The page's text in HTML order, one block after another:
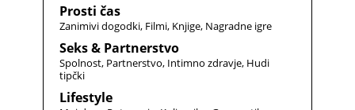
Prosti čas
Zanimivi dogodki Filmi Knjige Nagradne igre
Seks & Partnerstvo
Spolnost Partnerstvo Intimno zdravje Hudi
tipčki
Lifestyle